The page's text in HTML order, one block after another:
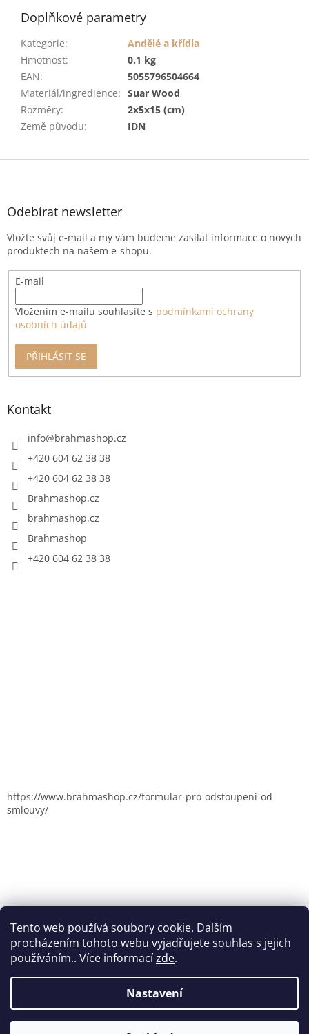
Tento web používá soubory cookie. Dalším
procházením tohoto webu vyjadřujete souhlas s jejich
používáním.. Více informacízde.
Nastavení
Doplňkové parametry
Kategorie:
Andělé a křídla
Hmotnost:
0.1 kg
EAN:
5055796504664
Materiál/ingredience: Suar Wood
Rozměry:
2x5x15 (cm)
Země původu: IDN
Z
Odebírat newsletter
Vložte svůj e-mail a my vám budeme zasílat informace o nových
produktech na našem e-shopu.
E-mail
Vložením e-mailu souhlasíte s podmínkami ochrany
osobních údajů
PŘIHLÁSIT SE
Kontakt
info@brahmashop.cz
+420 604 62 38 38
+420 604 62 38 38
Brahmashop.cz
brahmashop.cz
Brahmashop
+420 604 62 38 38
https://www.brahmashop.cz/formular-pro-odstoupeni-od-
smlouvy/
Vytvořil Shoptet